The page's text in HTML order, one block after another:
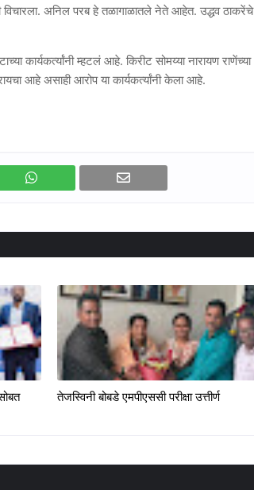
विचारला. अनिल परब हे तळागाळातले नेते आहेत. उद्धव ठाकरेंचे
कार्यकर्त्यांनी म्हटलं आहे. किरीट सोमय्या नारायण राणेंच्या
आहे असाही आरोप या कार्यकर्त्यांनी केला आहे.
तेजस्विनी बोबडे एमपीएससी परीक्षा उत्तीर्ण